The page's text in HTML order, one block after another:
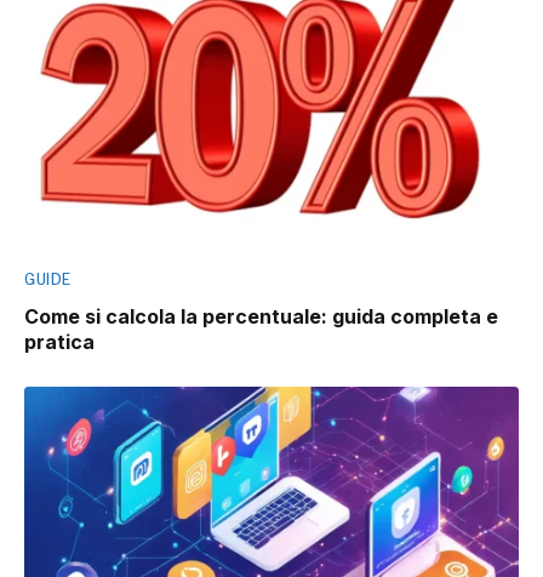
GUIDE
Come si calcola la percentuale: guida completa e
pratica